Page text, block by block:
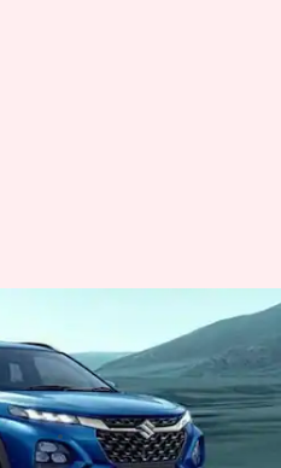
సుజుకి ఫ్రాంక్స్
2023 11:08 am